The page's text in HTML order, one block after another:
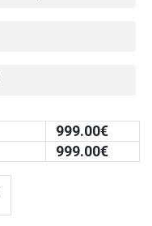
999.00€
999.00€